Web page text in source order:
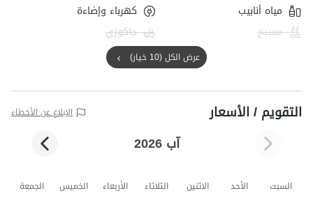
مياه أنابيب
كهرباء وإضاءة
مسبح
جاكوزي
عرض الكل (10 خيار)
التقويم / الأسعار الإبلاغ عن الأخطاء
آب 2026
السبت الأحد الاثنين الثلاثاء الأربعاء الخميس الجمعة